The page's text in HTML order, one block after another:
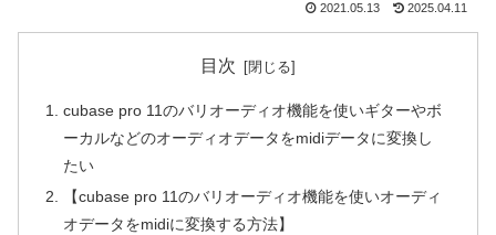
2021.05.13 2025.04.11
目次
cubase pro 11のバリオーディオ機能を使いギターやボ
ーカルなどのオーディオデータをmidiデータに変換し
たい
【cubase pro 11のバリオーディオ機能を使いオーディ
オデータをmidiに変換する方法】